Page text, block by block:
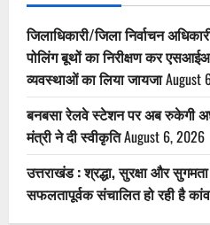
जिलाधिकारी/जिला निर्वाचन
पोलिंग बूथों का निरीक्षण कर
व्यवस्थाओं का लिया जायजाAugust
बनबसा रेलवे स्टेशन पर अब रुकेगी
मंत्री ने दी स्वीकृतिAugust 6, 2026
उत्तराखंड : श्रद्धा, सुरक्षा और
सफलतापूर्वक संचालित हो रही है